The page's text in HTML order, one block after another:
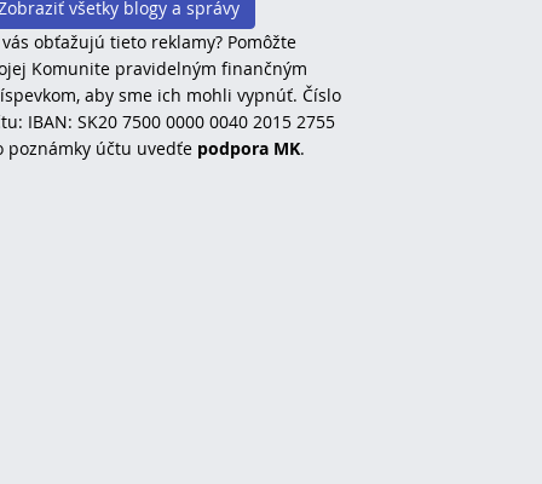
všetky blogy a správy
obťažujú tieto reklamy? Pomôžte
Komunite pravidelným finančným
aby sme ich mohli vypnúť. Číslo
IBAN: SK20 7500 0000 0040 2015 2755
poznámky účtu uvedťe podpora MK.